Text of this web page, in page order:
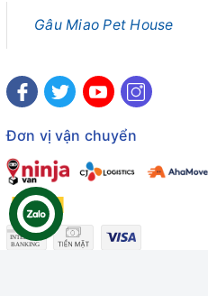
Gâu Miao Pet House
Đơn vị vận chuyển